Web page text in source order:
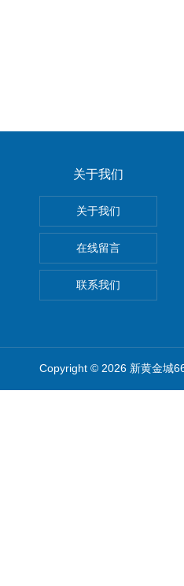
关于我们
关于我们
在线留言
联系我们
Copyright © 2026 新黄金城